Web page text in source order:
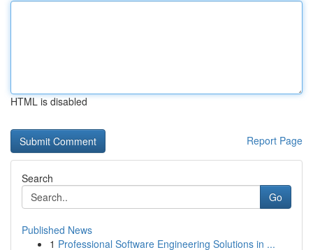
HTML is disabled
Report Page
Search
Go
Published News
1 Professional Software Engineering Solutions in ...